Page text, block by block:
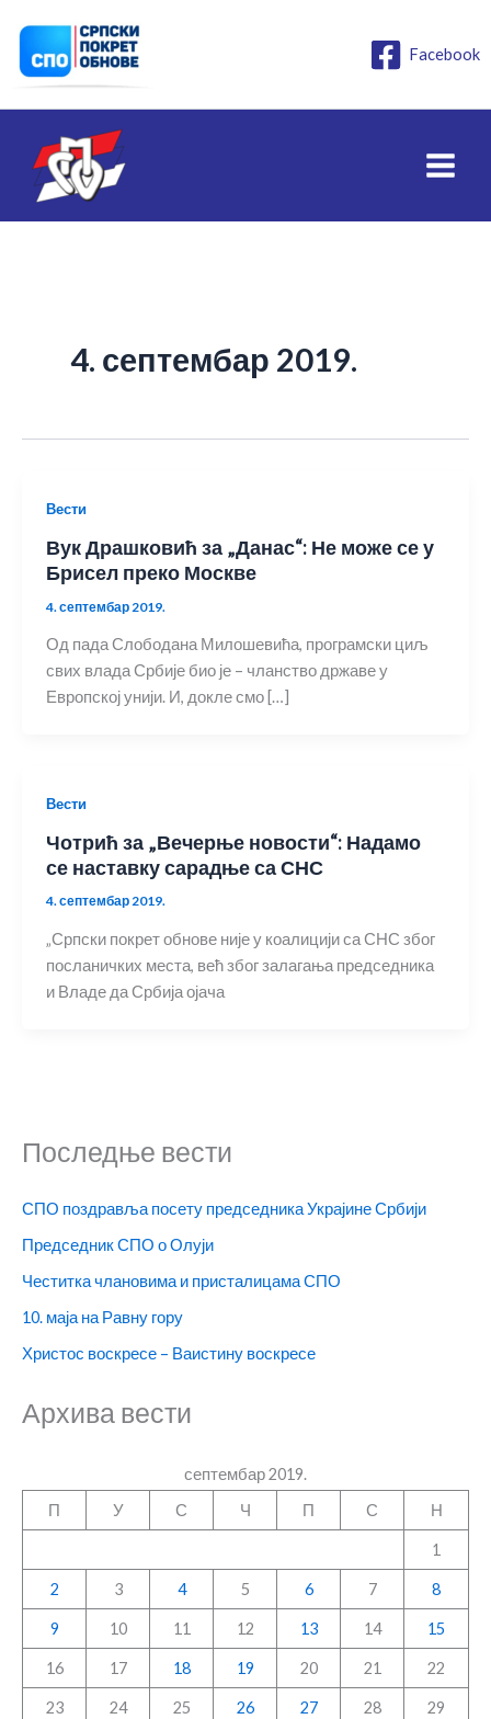
садржај
Facebook
4. септембар 2019.
Вести
Вук Драшковић за „Данас“: Не може се у
Брисел преко Москве
4. септембар 2019.
Од пада Слободана Милошевића, програмски циљ
свих влада Србије био је – чланство државе у
Европској унији. И, докле смо […]
Вести
Чотрић за „Вечерње новости“: Надамо
се наставку сарадње са СНС
4. септембар 2019.
„Српски покрет обнове није у коалицији са СНС због
посланичких места, већ због залагања председника
и Владе да Србија ојача
Последње вести
СПО поздравља посету председника Украјине Србији
Председник СПО о Олуји
Честитка члановима и присталицама СПО
10. маја на Равну гору
Христос воскресе – Ваистину воскресе
Архива вести
септембар 2019.
П
У С Ч П С Н
1
2 3 4 5 6 7 8
9 10 11 12 13 14 15
16 17 18 19 20 21 22
23 24 25 26 27 28 29